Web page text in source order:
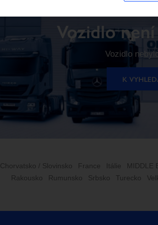
Vozidlo
Vozidlo
K
Chorvatsko / Slovinsko France Itálie MIDDLE
Rakousko
Rumunsko Srbsko Turecko